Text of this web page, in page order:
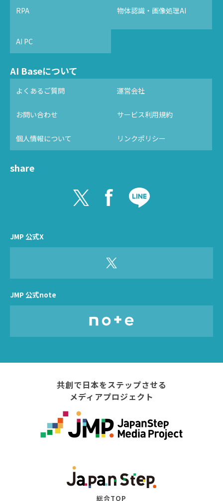
RPA 物体認識・画像処理AI
AI PC
AI Baseについて
よくあるご質問 運営会社
お問い合わせ サービス利用規約
個人情報について リンクポリシー
share
JMP 公式X
JMP 公式note
共創で日本をステップさせる
メディアプロジェクト
総合TOP